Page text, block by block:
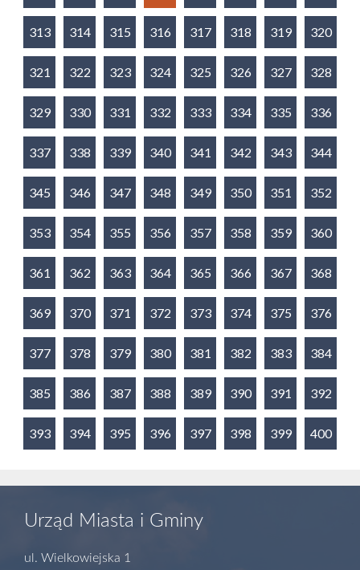
313 314 315 316 317 318 319 320
321 322 323 324 325 326 327 328
329 330 331 332 333 334 335 336
337 338 339 340 341 342 343 344
345 346 347 348 349 350 351 352
353 354 355 356 357 358 359 360
361 362 363 364 365 366 367 368
369 370 371 372 373 374 375 376
377 378 379 380 381 382 383 384
385 386 387 388 389 390 391 392
393 394 395 396 397 398 399 400
Urząd Miasta i Gminy
ul. Wielkowiejska 1